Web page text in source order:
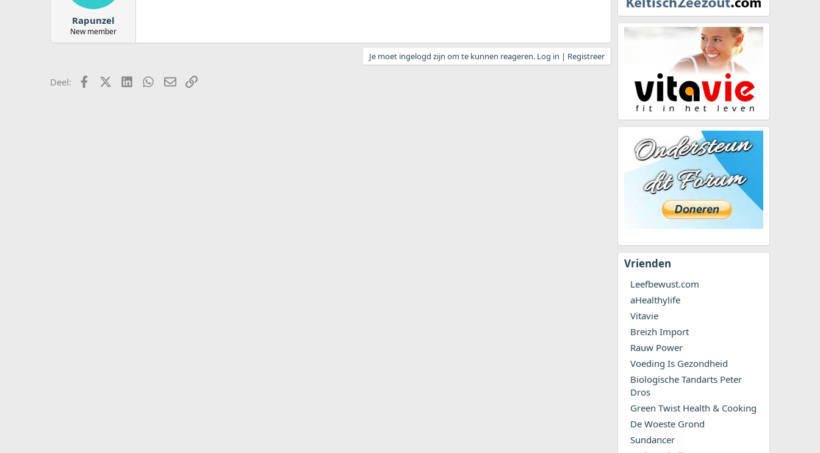
Rapunzel
New member
Je moet ingelogd zijn om te kunnen reageren. Log in | Registreer
Deel: FacebookX (Twitter)LinkedInWhatsApp
E-mailkoppeling
Vrienden
Leefbewust.com
aHealthylife
Vitavie
Breizh Import
Rauw Power
Voeding Is Gezondheid
Biologische Tandarts Peter
Dros
Green Twist Health & Cooking
De Woeste Grond
Sundancer